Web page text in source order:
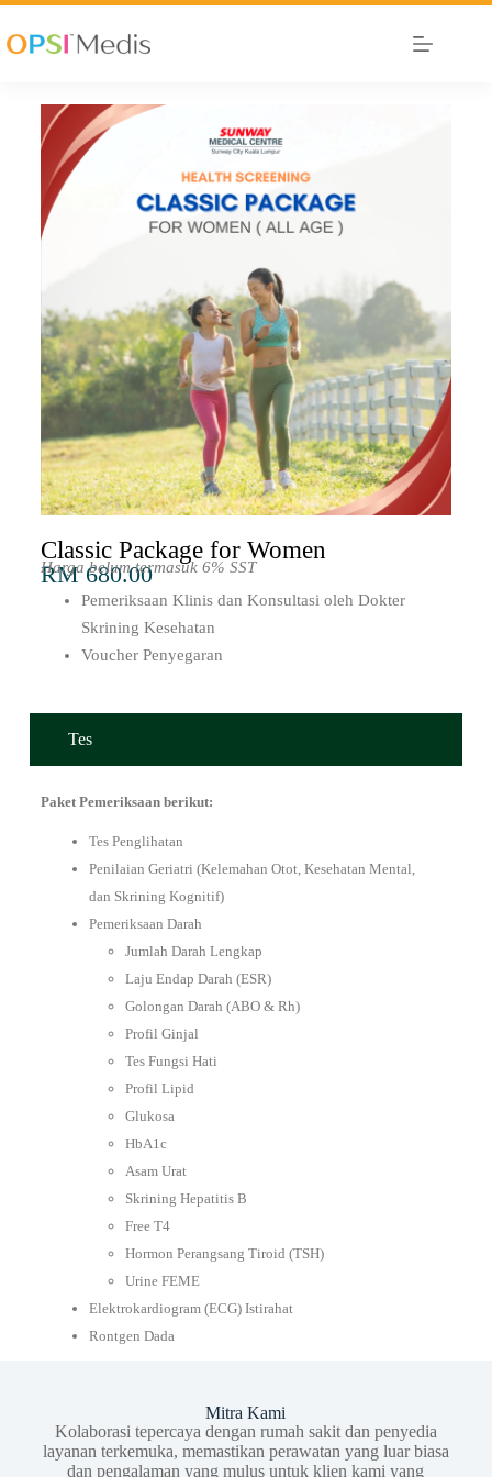
Classic Package for Women
RM 680.00
Harga belum termasuk 6% SST
Pemeriksaan Klinis dan Konsultasi oleh Dokter
Skrining Kesehatan
Voucher Penyegaran
Tes
Paket Pemeriksaan berikut:
Tes Penglihatan
Penilaian Geriatri (Kelemahan Otot, Kesehatan Mental,
dan Skrining Kognitif)
Pemeriksaan Darah
Jumlah Darah Lengkap
Laju Endap Darah (ESR)
Golongan Darah (ABO & Rh)
Profil Ginjal
Tes Fungsi Hati
Profil Lipid
Glukosa
HbA1c
Asam Urat
Skrining Hepatitis B
Free T4
Hormon Perangsang Tiroid (TSH)
Urine FEME
Elektrokardiogram (ECG) Istirahat
Rontgen Dada
Mitra Kami
Kolaborasi tepercaya dengan rumah sakit dan penyedia
layanan terkemuka, memastikan perawatan yang luar biasa
dan pengalaman yang mulus untuk klien kami yang